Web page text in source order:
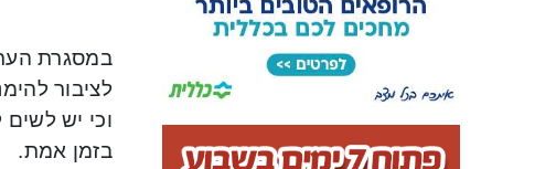
במסגרת
לציבור
וכי יש
בזמן אמת.